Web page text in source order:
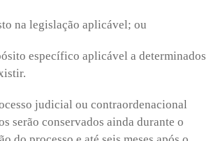
na legislação aplicável; ou
específico aplicável a determinados
judicial ou contraordenacional
serão conservados ainda durante o